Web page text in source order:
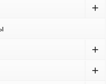
+
+
+